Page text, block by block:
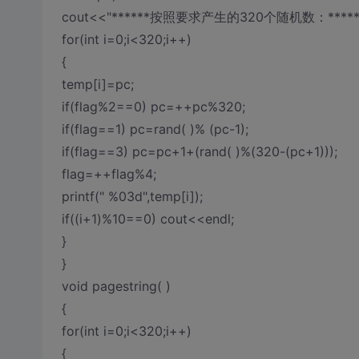
cout<<"******按照要求产生的320个随机数：
for(int i=0;i<320;i++)
{
temp[i]=pc;
if(flag%2==0) pc=++pc%320;
if(flag==1) pc=rand( )% (pc-1);
if(flag==3) pc=pc+1+(rand( )%(320-(pc+1)));
flag=++flag%4;
printf(" %03d",temp[i]);
if((i+1)%10==0) cout<<endl;
}
}
void pagestring( )
{
for(int i=0;i<320;i++)
{